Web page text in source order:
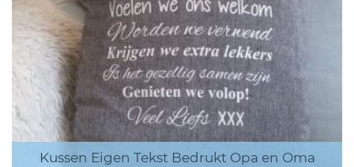
Kussen Eigen Tekst Bedrukt Opa en Oma